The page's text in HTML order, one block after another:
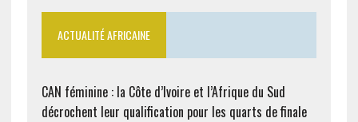
ACTUALITÉ AFRICAINE
CAN féminine : la Côte d’Ivoire et l’Afrique du Sud
décrochent leur qualification pour les quarts de finale